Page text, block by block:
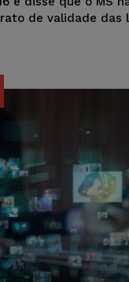
de validade das